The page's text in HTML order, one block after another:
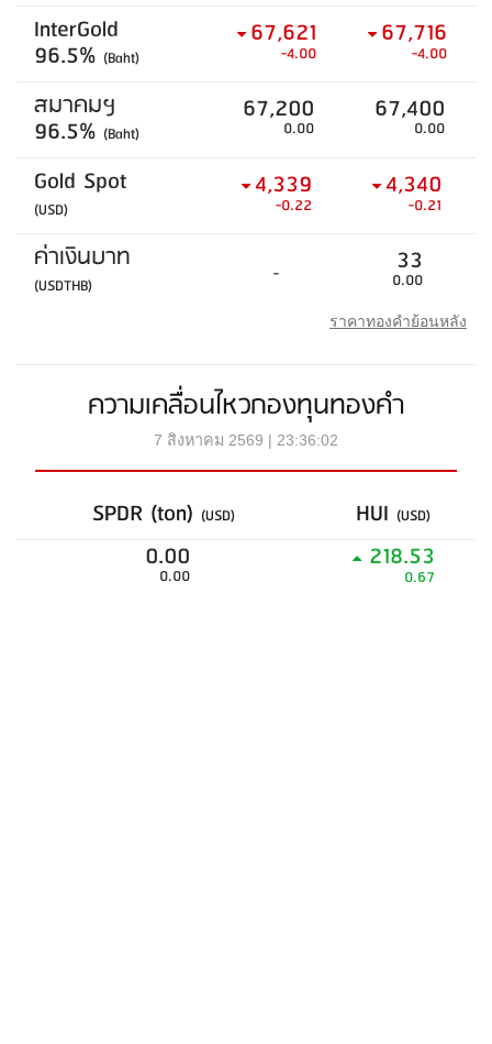
InterGold
96.5% (Baht)
67,621
-4.00
67,716
-4.00
สมาคมฯ
96.5% (Baht)
67,200
0.00
67,400
0.00
Gold Spot
(USD)
4,339
-0.22
4,340
-0.21
ค่าเงินบาท
(USDTHB) - 33
0.00
ราคาทองคำย้อนหลัง
ความเคลื่อนไหวกองทุนทองคำ
7 สิงหาคม 2569 | 23:36:02
SPDR (ton) (USD) HUI (USD)
0.00
0.00
218.53
0.67